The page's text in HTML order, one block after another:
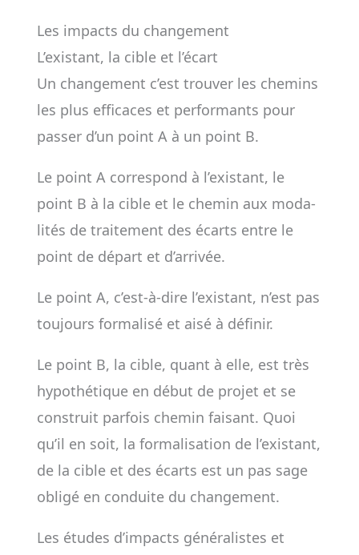
Les impacts du changement
L’existant, la cible et l’écart
Un chan­ge­ment c’est trou­ver les che­mins
les plus effi­caces et per­for­mants pour
pas­ser d’un point A à un point B.
Le point A cor­res­pond à l’exis­tant, le
point B à la cible et le che­­min aux moda­
li­tés de trai­te­ment des écarts entre le
point de départ et d’arri­vée.
Le point A, c’est-­à-dire l’exis­tant, n’est pas
tou­jours for­ma­lisé et aisé à défi­nir.
Le point B, la cible, quant à elle, est très
hypo­thé­tique en début de pro­jet et se
construit par­fois che­min fai­­sant. Quoi
qu’il en soit, la for­ma­li­sa­tion de l’exis­tant,
de la cible et des écarts est un pas­­ sage
obligé en conduite du chan­ge­ment.
Les études d’impacts généralistes et